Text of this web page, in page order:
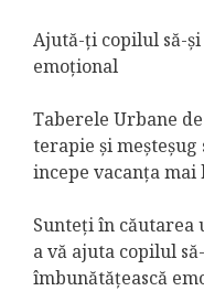
Ajută-ți copilul să-
emoțional
Taberele Urbane
terapie și meșteșug
incepe vacanța mai
Sunteți în căutarea
a vă ajuta copilul
îmbunătățească